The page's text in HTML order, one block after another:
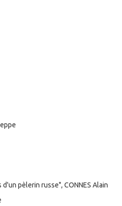
d'un pèlerin russe", CONNES Alain